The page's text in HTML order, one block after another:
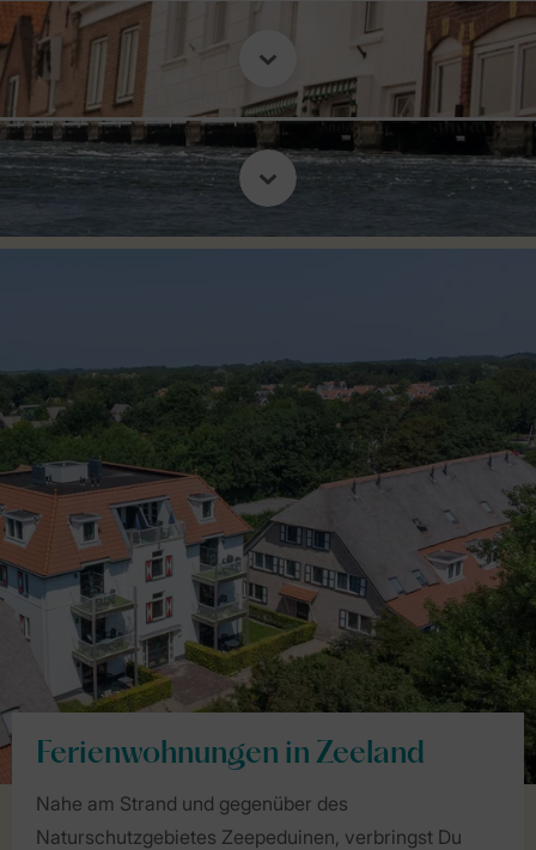
Ferienwohnungen in Zeeland
Nahe am Strand und gegenüber des
Naturschutzgebietes Zeepeduinen, verbringst Du